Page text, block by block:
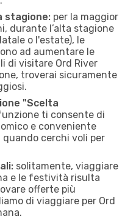
stagione: per la maggior
durante l’alta stagione
o l'estate), le
ad aumentare le
di visitare Ord River
troverai sicuramente
"Scelta
ti consente di
e conveniente
cerchi voli per
solitamente, viaggiare
e le festività risulta
offerte più
di viaggiare per Ord